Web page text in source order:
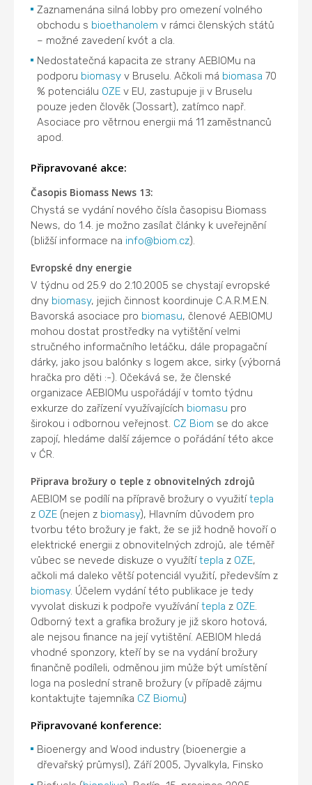
Zaznamenána silná lobby pro omezení volného
obchodu s bioethanolem v rámci členských států
– možné zavedení kvót a cla.
Nedostatečná kapacita ze strany AEBIOMu na
podporu biomasy v Bruselu. Ačkoli má biomasa 70
% potenciálu OZE v EU, zastupuje ji v Bruselu
pouze jeden člověk (Jossart), zatímco např.
Asociace pro větrnou energii má 11 zaměstnanců
apod.
Připravované akce:
Časopis Biomass News 13:
Chystá se vydání nového čísla časopisu Biomass
News, do 1.4. je možno zasílat články k uveřejnění
(bližší informace na info@biom.cz).
Evropské dny energie
V týdnu od 25.9 do 2.10.2005 se chystají evropské
dny biomasy, jejich činnost koordinuje C.A.R.M.E.N.
Bavorská asociace pro biomasu, členové AEBIOMU
mohou dostat prostředky na vytištění velmi
stručného informačního letáčku, dále propagační
dárky, jako jsou balónky s logem akce, sirky (výborná
hračka pro děti :-). Očekává se, že členské
organizace AEBIOMu uspořádájí v tomto týdnu
exkurze do zařízení využívajících biomasu pro
širokou i odbornou veřejnost. CZ Biom se do akce
zapojí, hledáme další zájemce o pořádání této akce
v ĆR.
Připrava brožury o teple z obnovitelných zdrojů
AEBIOM se podílí na přípravě brožury o využitítepla
z OZE (nejen z biomasy), Hlavním důvodem pro
tvorbu této brožury je fakt, že se již hodně hovoří o
elektrické energii z obnovitelných zdrojů, ale téměř
vůbec se nevede diskuze o využítítepla z OZE,
ačkoli má daleko větší potenciál využití, především z
biomasy. Účelem vydání této publikace je tedy
vyvolat diskuzi k podpoře využívánítepla z OZE.
Odborný text a grafika brožury je již skoro hotová,
ale nejsou finance na její vytištění. AEBIOM hledá
vhodné sponzory, kteří by se na vydání brožury
finančně podíleli, odměnou jim může být umístění
loga na poslední straně brožury (v případě zájmu
kontaktujte tajemníka CZ Biomu)
Připravované konference:
Bioenergy and Wood industry (bioenergie a
dřevařský průmysl), Září 2005, Jyvalkyla, Finsko